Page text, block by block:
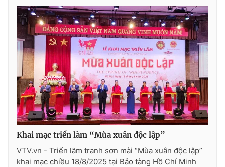
Khai mạc triển lãm “Mùa xuân độc lập”
VTV.vn - Triển lãm tranh sơn mài “Mùa xuân độc lập”
khai mạc chiều 18/8/2025 tại Bảo tàng Hồ Chí Minh